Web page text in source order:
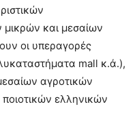
μικρών και μεσαίων
οι υπεραγορές
mall κ.ά.),
αγροτικών
ελληνικών